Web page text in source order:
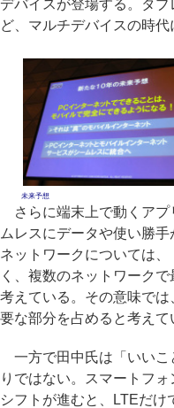
デバイスが登場する。タ
ど、マルチデバイスの時代
未来予想
さらに端末上で動くアプ
ムレスにデータや使い勝手
ネットワークについては
く、複数のネットワーク
考えている。その意味で
要な部分を占めると考えて
一方で田中氏は「いいこ
りではない。スマートフォ
シフトが進むと、LTEだけ